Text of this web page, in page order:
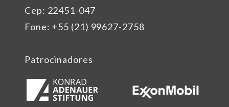
Cep: 22451-047
Fone: +55 (21) 99627-2758
Patrocinadores